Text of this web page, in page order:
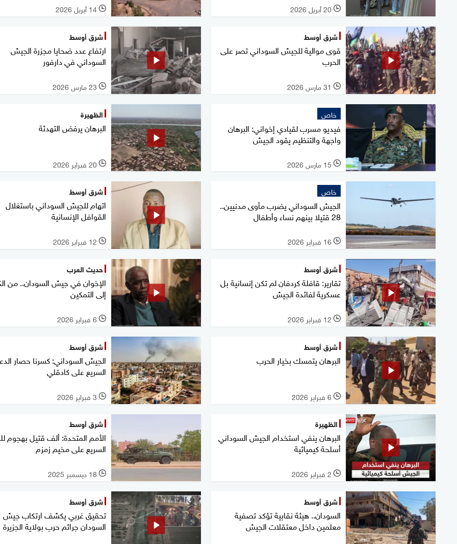
l 20 أبريل 2026 l 14 أبريل 2026
شرق أوسط
قوى موالية للجيش السوداني تصر على
الحرب
l 31 مارس 2026
شرق أوسط
ارتفاع عدد ضحايا مجزرة الجيش
السوداني في دارفور
l 23 مارس 2026
خاص
فيديو مسرب لقيادي إخواني: البرهان
واجهة والتنظيم يقود الجيش
l 15 مارس 2026
الظهيرة
البرهان يرفض التهدئة
l 20 فبراير 2026
خاص
الجيش السوداني يضرب مأوى مدنيين..
28 قتيلا بينهم نساء وأطفال
l 16 فبراير 2026
شرق أوسط
اتهام للجيش السوداني باستغلال
القوافل الإنسانية
l 12 فبراير 2026
شرق أوسط
تقارير: قافلة كردفان لم تكن إنسانية بل
عسكرية لفائدة الجيش
l 12 فبراير 2026
حديث العرب
الإخوان في جيش السودان.. من
إلى التمكين
l 6 فبراير 2026
شرق أوسط
البرهان يتمسك بخيار الحرب
l 6 فبراير 2026
شرق أوسط
الجيش السوداني: كسرنا حصار
السريع على كادقلي
l 3 فبراير 2026
الظهيرة
البرهان ينفي استخدام الجيش السوداني
أسلحة كيميائية
l 2 فبراير 2026
شرق أوسط
الأمم المتحدة: ألف قتيل بهجوم
السريع على مخيم زمزم
l 18 ديسمبر 2025
شرق أوسط
السودان.. هيئة نقابية تؤكد تصفية
معلمين داخل معتقلات الجيش
شرق أوسط
تحقيق غربي يكشف ارتكاب جيش
السودان جرائم حرب بولاية الجزيرة